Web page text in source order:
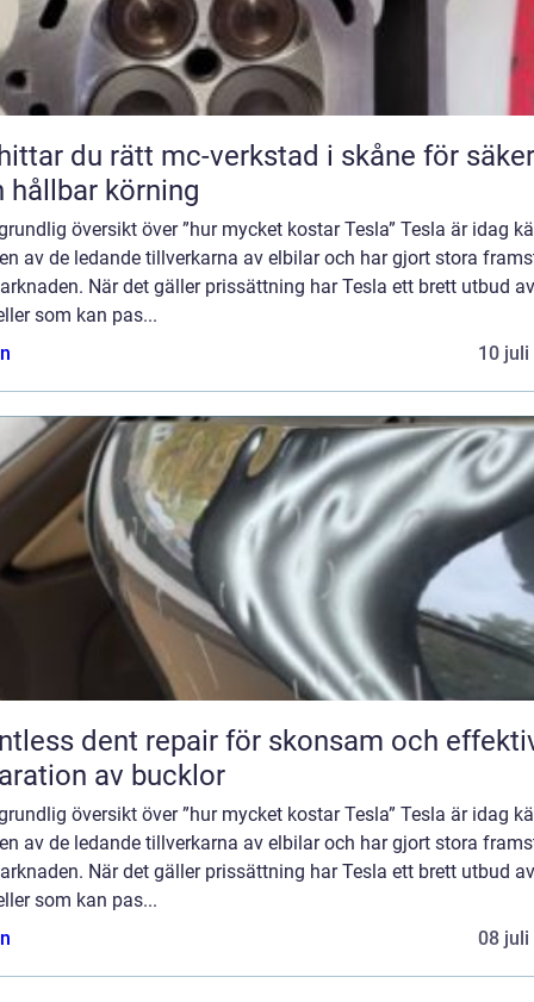
du rätt mc-verkstad i skåne för säker
hållbar körning
översikt över ”hur mycket kostar Tesla” Tesla är idag
av de ledande tillverkarna av elbilar och har gjort stora
När det gäller prissättning har Tesla ett brett utbud av
som kan pas...
10 juli
dent repair för skonsam och
av bucklor
översikt över ”hur mycket kostar Tesla” Tesla är idag
av de ledande tillverkarna av elbilar och har gjort stora
När det gäller prissättning har Tesla ett brett utbud av
som kan pas...
08 juli